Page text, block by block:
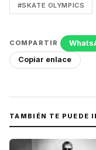
#SKATE OLYMPICS
COMPARTIR
Copiar enlace
TAMBIÉN TE PUEDE